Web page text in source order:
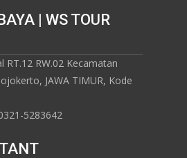
| WS TOUR
RT.12 RW.02 Kecamatan
JAWA TIMUR, Kode
5283642